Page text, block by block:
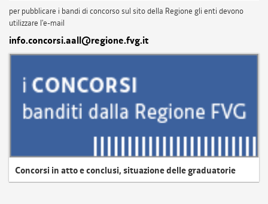
per pubblicare i bandi di concorso sul sito della Regione gli enti devono
utilizzare l'e-mail
info.concorsi.aall@regione.fvg.it
Concorsi in atto e conclusi, situazione delle graduatorie